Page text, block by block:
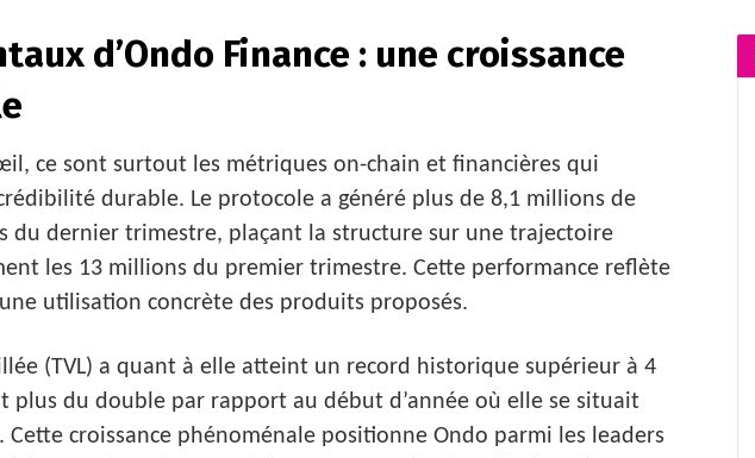
d’Ondo Finance : une croissance
ce sont surtout les métriques on-chain et financières qui
durable. Le protocole a généré plus de 8,1 millions de
du dernier trimestre, plaçant la structure sur une trajectoire
les 13 millions du premier trimestre. Cette performance reflète
utilisation concrète des produits proposés.
(TVL) a quant à elle atteint un record historique supérieur à 4
plus du double par rapport au début d’année où elle se situait
croissance phénoménale positionne Ondo parmi les leaders